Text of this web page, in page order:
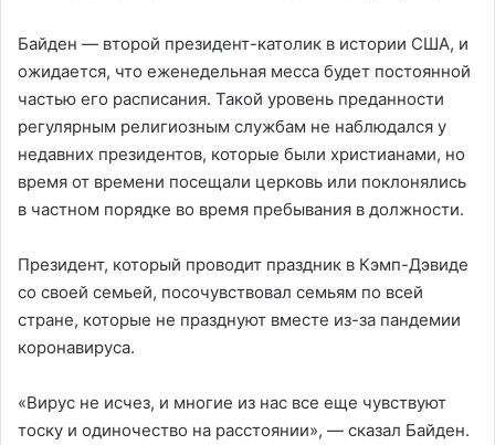
Байден — второй президент-католик в истории США, и
ожидается, что еженедельная месса будет постоянной
частью его расписания. Такой уровень преданности
регулярным религиозным службам не наблюдался у
недавних президентов, которые были христианами, но
время от времени посещали церковь или поклонялись
в частном порядке во время пребывания в должности.
Президент, который проводит праздник в Кэмп-Дэвиде
со своей семьей, посочувствовал семьям по всей
стране, которые не празднуют вместе из-за пандемии
коронавируса.
«Вирус не исчез, и многие из нас все еще чувствуют
тоску и одиночество на расстоянии», — сказал Байден.